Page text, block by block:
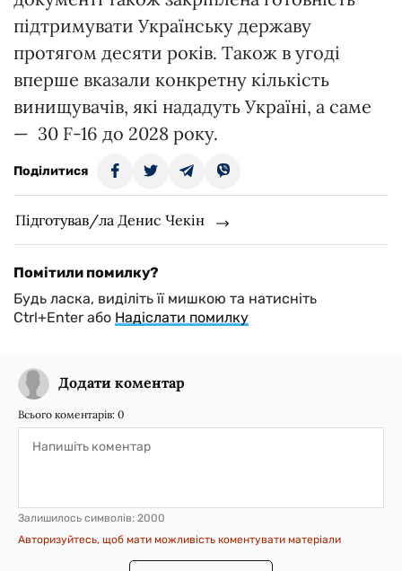
підтримувати Українську державу
протягом десяти років. Також в угоді
вперше вказали конкретну кількість
винищувачів, які нададуть Україні, а саме
— 30 F-16 до 2028 року.
Поділитися
Підготував/ла Денис Чекін
Помітили помилку?
Будь ласка, виділіть її мишкою та натисніть
Ctrl+Enter або Надіслати помилку
Додати коментар
Всього коментарів: 0
Залишилось символів: 2000
Авторизуйтесь, щоб мати можливість коментувати матеріали